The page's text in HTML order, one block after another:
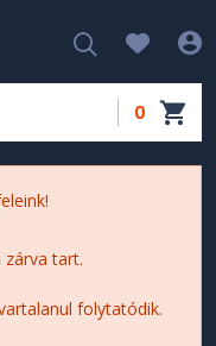
0
zárva tart.
folytatódik.